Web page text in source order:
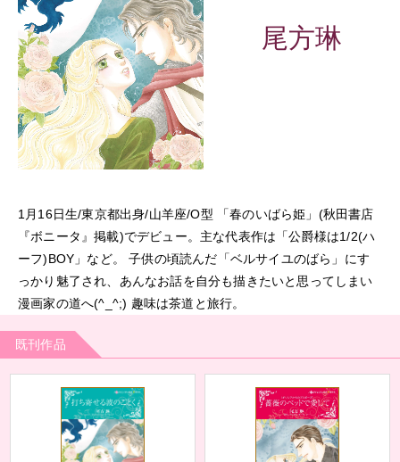
尾方琳
1月16日生/東京都出身/山羊座/O型 「春のいばら姫」(秋田書店
『ボニータ』掲載)でデビュー。主な代表作は「公爵様は1/2(ハ
ーフ)BOY」など。 子供の頃読んだ「ベルサイユのばら」にす
っかり魅了され、あんなお話を自分も描きたいと思ってしまい
漫画家の道へ(^_^;) 趣味は茶道と旅行。
既刊作品